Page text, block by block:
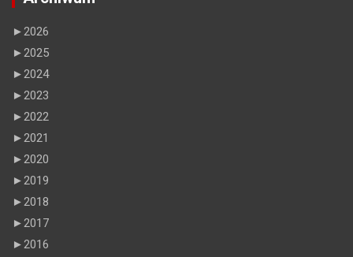
►2026
►2025
►2024
►2023
►2022
►2021
►2020
►2019
►2018
►2017
►2016